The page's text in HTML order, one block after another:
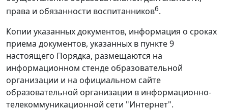
права и обязанности воспитанников6.
Копии указанных документов, информация о сроках
приема документов, указанных в пункте 9
настоящего Порядка, размещаются на
информационном стенде образовательной
организации и на официальном сайте
образовательной организации в информационно-
телекоммуникационной сети "Интернет".